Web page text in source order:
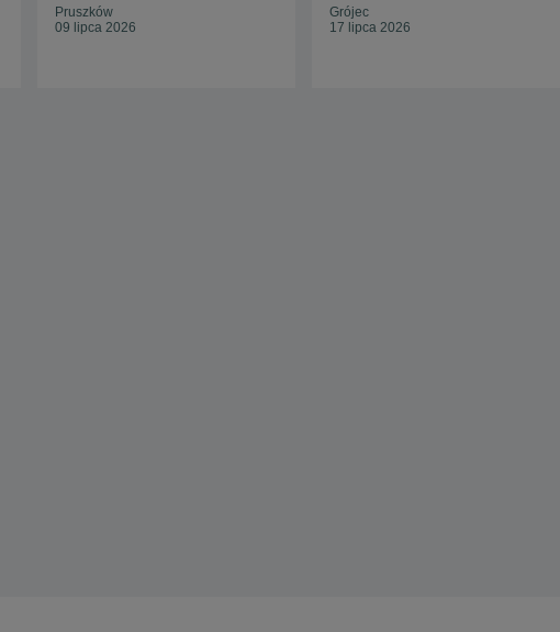
Pruszków
09 lipca 2026
Grójec
17 lipca 2026